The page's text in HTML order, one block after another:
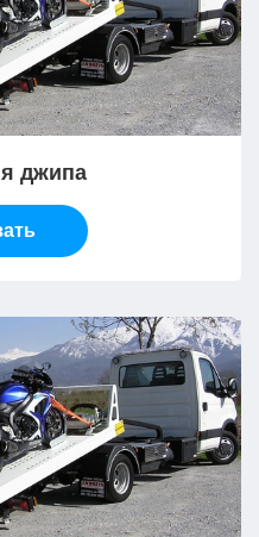
джипа